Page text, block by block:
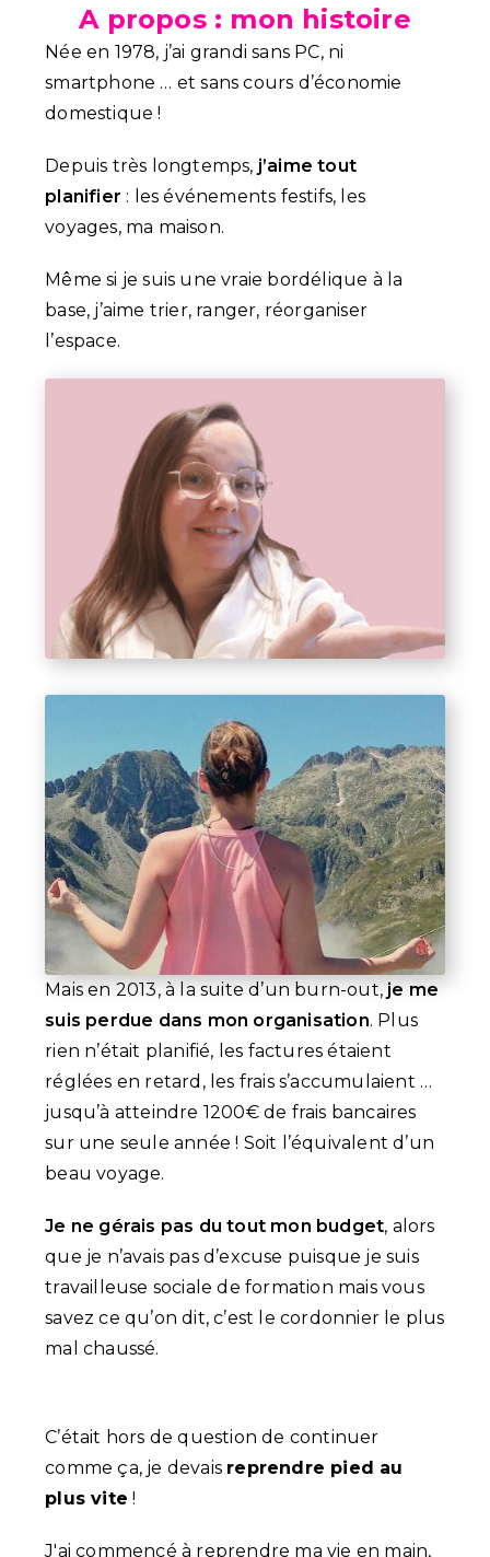
A propos : mon histoire
Née en 1978, j’ai grandi sans PC, ni
smartphone … et sans cours d’économie
domestique !
Depuis très longtemps, j’aime tout
planifier : les événements festifs, les
voyages, ma maison.
Même si je suis une vraie bordélique à la
base, j’aime trier, ranger, réorganiser
l’espace.
Mais en 2013, à la suite d’un burn-out, je me
suis perdue dans mon organisation. Plus
rien n’était planifié, les factures étaient
réglées en retard, les frais s’accumulaient …
jusqu’à atteindre 1200€ de frais bancaires
sur une seule année ! Soit l’équivalent d’un
beau voyage.
Je ne gérais pas du tout mon budget, alors
que je n’avais pas d’excuse puisque je suis
travailleuse sociale de formation mais vous
savez ce qu’on dit, c’est le cordonnier le plus
mal chaussé.
C’était hors de question de continuer
comme ça, je devais reprendre pied au
plus vite !
J'ai commencé à reprendre ma vie en main,